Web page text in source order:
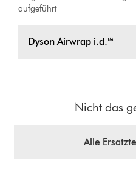
aufgeführt
Dyson Airwrap i.d.™
Nicht das
Alle